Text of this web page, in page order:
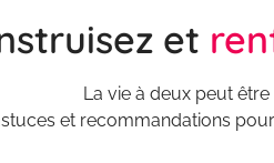
et
La vie à deux peut
et recommandations